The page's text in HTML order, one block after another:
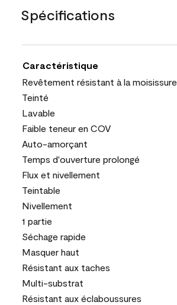
Spécifications
Caractéristique
Revêtement résistant à la moisissure
Teinté
Lavable
Faible teneur en COV
Auto-amorçant
Temps d'ouverture prolongé
Flux et nivellement
Teintable
Nivellement
1 partie
Séchage rapide
Masquer haut
Résistant aux taches
Multi-substrat
Résistant aux éclaboussures